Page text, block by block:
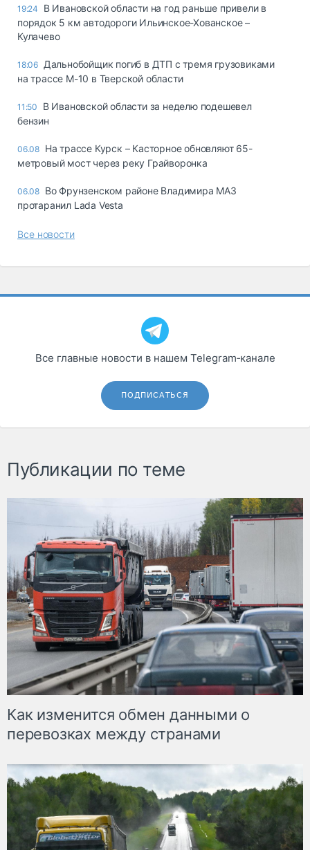
19:24
В Ивановской области на год раньше привели в
порядок 5 км автодороги Ильинское-Хованское –
Кулачево
18:06 Дальнобойщик погиб в ДТП с тремя грузовиками
на трассе М-10 в Тверской области
11:50
В Ивановской области за неделю подешевел
бензин
06.08 На трассе Курск – Касторное обновляют 65-
метровый мост через реку Грайворонка
06.08 Во Фрунзенском районе Владимира МАЗ
протаранил Lada Vesta
Все новости
Все главные новости в нашем Telegram‑канале
ПОДПИСАТЬСЯ
Публикации по теме
Как изменится обмен данными о
перевозках между странами